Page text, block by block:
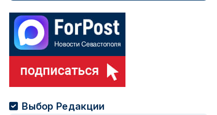
Выбор Редакции